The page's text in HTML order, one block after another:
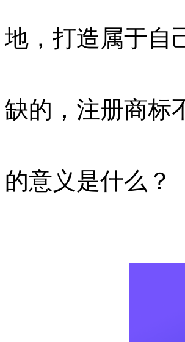
地，打造属于自
缺的，注册商标
的意义是什么？